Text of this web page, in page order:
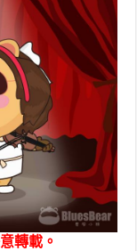
轉載。